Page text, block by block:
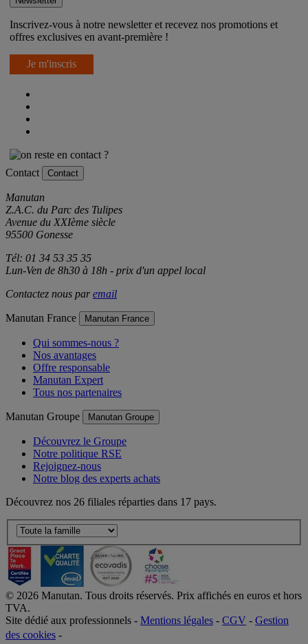
Inscrivez-vous à notre newsletter et recevez nos promotions et
offres exclusives en avant-première !
Je m'inscris
Contact Contact
Manutan
Z.A.C. du Parc des Tulipes
Avenue du XXIème siècle
95500 Gonesse
Tél: 01 34 53 35 35
Lun-Ven de 8h30 à 18h - prix d'un appel local
Contactez nous paremail
Manutan France Manutan France
Qui sommes-nous ?
Nos avantages
Offre responsable
Manutan Expert
Tous nos partenaires
Manutan Groupe Manutan Groupe
Découvrez le Groupe
Notre politique RSE
Rejoignez-nous
Notre blog des experts achats
Découvrez nos 26 filiales réparties dans 17 pays.
© 2026 Manutan. Tous droits réservés. Prix affichés en euros et hors
TVA.
Site dédié aux professionnels - Mentions légales - CGV - Gestion
des cookies -